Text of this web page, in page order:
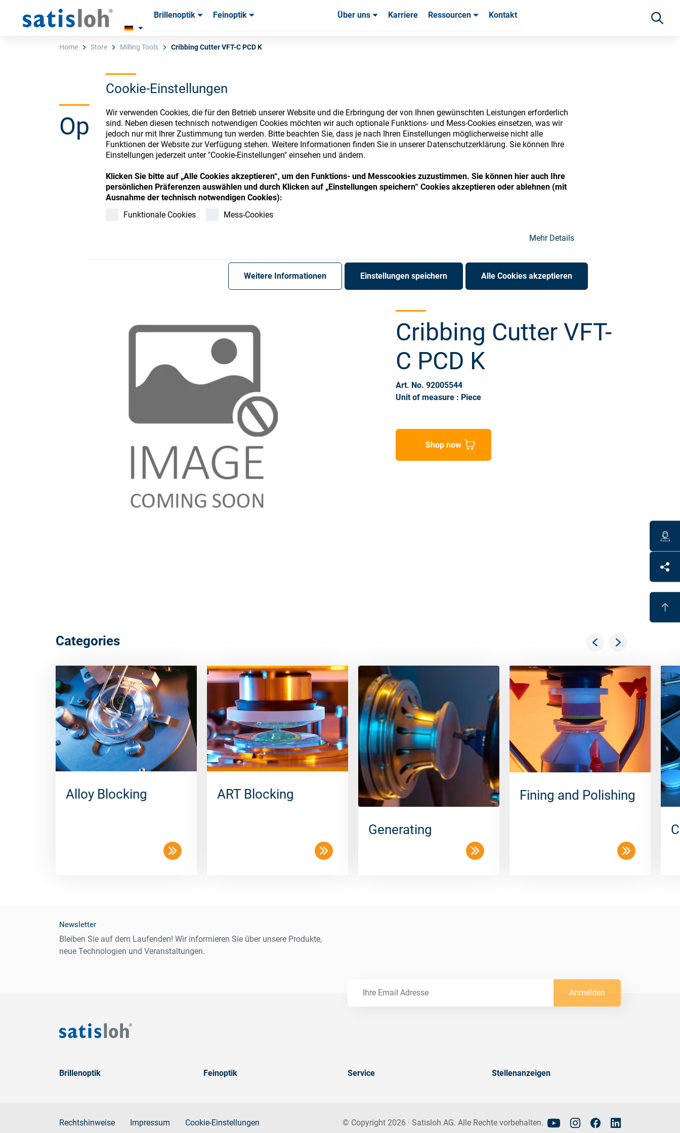
Cookie-Einstellungen
Wir verwenden Cookies, die für den Betrieb unserer Website und die Erbringung der von Ihnen gewünschten Leistungen erforderlich
sind. Neben diesen technisch notwendigen Cookies möchten wir auch optionale Funktions- und Mess-Cookies einsetzen, was wir
jedoch nur mit Ihrer Zustimmung tun werden. Bitte beachten Sie, dass je nach Ihren Einstellungen möglicherweise nicht alle
Funktionen der Website zur Verfügung stehen. Weitere Informationen finden Sie in unserer Datenschutzerklärung. Sie können Ihre
Einstellungen jederzeit unter "Cookie-Einstellungen" einsehen und ändern.
Klicken Sie bitte auf „Alle Cookies akzeptieren“, um den Funktions- und Messcookies zuzustimmen. Sie können hier auch Ihre
persönlichen Präferenzen auswählen und durch Klicken auf „Einstellungen speichern“ Cookies akzeptieren oder ablehnen (mit
Ausnahme der technisch notwendigen Cookies):
Funktionale Cookies
Mess-Cookies
Mehr Details
Weitere Informationen Einstellungen speichern Alle Cookies akzeptieren
Brillenoptik Feinoptik Über uns Karriere Ressourcen Kontakt
Brillenoptik
Home Store Milling Tools Cribbing Cutter VFT-C PCD K
Ophthalmic Consumables Store
Register or Sign-in to access your accounts and explore our wide range of ophthalmic
consumables
Cribbing Cutter VFT-
C PCD K
Art. No. 92005544
Unit of measure : Piece
Shop now
Categories
Alloy Blocking ART Blocking
Generating
Fining and Polishing
Newsletter
Bleiben Sie auf dem Laufenden! Wir informieren Sie über unsere Produkte,
neue Technologien und Veranstaltungen.
Anmelden
Brillenoptik Feinoptik Service Stellenanzeigen
Rechtshinweise Impressum Cookie-Einstellungen © Copyright 2026 · Satisloh AG. Alle Rechte vorbehalten.